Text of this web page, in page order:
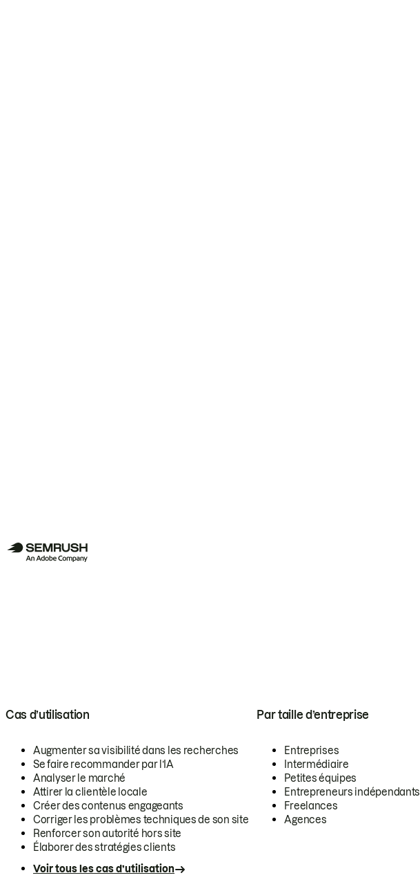
Cas d’utilisation
Augmenter sa visibilité dans les recherches
Se faire recommander par l’IA
Analyser le marché
Attirer la clientèle locale
Créer des contenus engageants
Corriger les problèmes techniques de son site
Renforcer son autorité hors site
Élaborer des stratégies clients
Voir tous les cas d’utilisation
Par taille d’entreprise
Entreprises
Intermédiaire
Petites équipes
Entrepreneurs indépendants
Freelances
Agences